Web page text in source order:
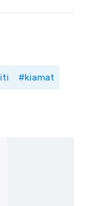
#kiamat